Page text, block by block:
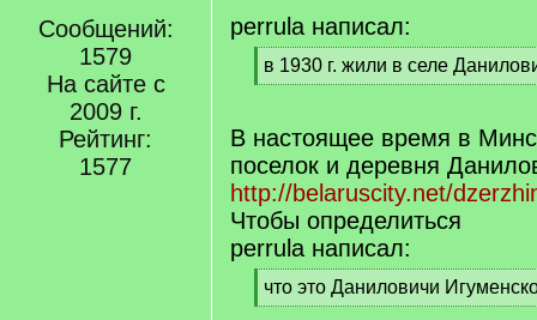
Сообщений:
1579
На сайте с
2009 г.
Рейтинг:
1577
perrula написал:
[
q
в 1930 г. жили в селе
[
q
]
В настоящее время в
поселок и деревня
http://belaruscity.net/
Чтобы определиться
perrula написал:
[
q
что это Даниловичи
[